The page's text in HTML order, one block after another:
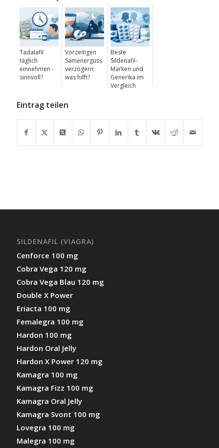
Tadalafil
täglich
einnehmen -
sinnvoll?
Vorzeitigen
Samenerguss
verzögern:
was hilft?
Beste
Sildenafil-
Marken und
Generika im
Vergleich
Eintrag teilen
SILDENAFIL (VIAGRA)
Cenforce 100 mg
Cobra Vega 120 mg
Cobra Vega Blau 120 mg
Double X Power
Eriacta 100 mg
Femalegra 100 mg
Hardon 100 mg
Hardon Oral Jelly
Hardon X Power 120 mg
Kamagra 100 mg
Kamagra Fizz 100 mg
Kamagra Oral Jelly
Kamagra Svont 100 mg
Lovegra 100 mg
Malegra 100 mg